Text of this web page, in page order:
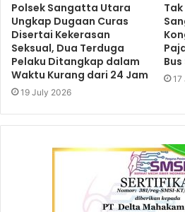
Polsek Sangatta Utara
Ungkap Dugaan Curas
Disertai Kekerasan
Seksual, Dua Terduga
Pelaku Ditangkap dalam
Waktu Kurang dari 24 Jam
19 July 2026
17